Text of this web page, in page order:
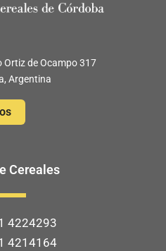
Ortiz de Ocampo 317
Argentina
Cereales
4224293
4214164